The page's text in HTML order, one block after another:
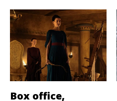
Box office,